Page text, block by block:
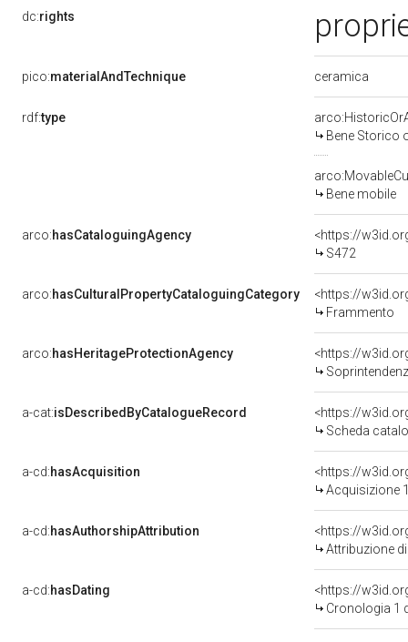
dc:rights
pico:materialAndTechnique ceramica
rdf:type
Bene Storico
Bene mobile
arco:hasCataloguingAgency
<https://
S472
arco:hasCulturalPropertyCataloguingCategory
<https://
Frammento
arco:hasHeritageProtectionAgency
<https://
Soprintendenza
a-cat:isDescribedByCatalogueRecord
<https://
Scheda
a-cd:hasAcquisition
<https://
Acquisizione
a-cd:hasAuthorshipAttribution
Attribuzione
a-cd:hasDating
<https://
Cronologia 1